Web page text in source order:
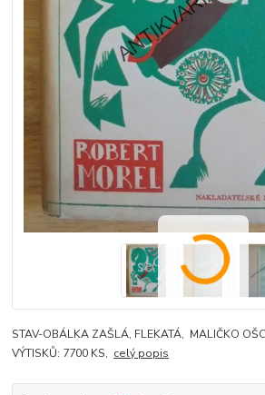
STAV-OBÁLKA ZAŠLÁ, FLEKATÁ, MALIČKO
VÝTISKŮ: 7700 KS, celý popis